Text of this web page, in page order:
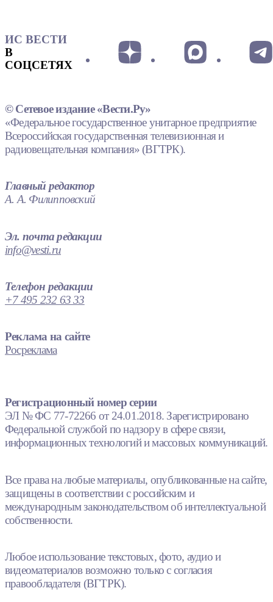
ИС ВЕСТИ
В
СОЦСЕТЯХ
© Сетевое издание «Вести.Ру»
«Федеральное государственное унитарное предприятие
Всероссийская государственная телевизионная и
радиовещательная компания» (ВГТРК).
Главный редактор
А. А. Филипповский
Эл. почта редакции
info@vesti.ru
Телефон редакции
+7 495 232 63 33
Реклама на сайте
Росреклама
Регистрационный номер серии
ЭЛ № ФС 77-72266 от 24.01.2018. Зарегистрировано
Федеральной службой по надзору в сфере связи,
информационных технологий и массовых коммуникаций.
Все права на любые материалы, опубликованные на сайте,
защищены в соответствии с российским и
международным законодательством об интеллектуальной
собственности.
Любое использование текстовых, фото, аудио и
видеоматериалов возможно только с согласия
правообладателя (ВГТРК).